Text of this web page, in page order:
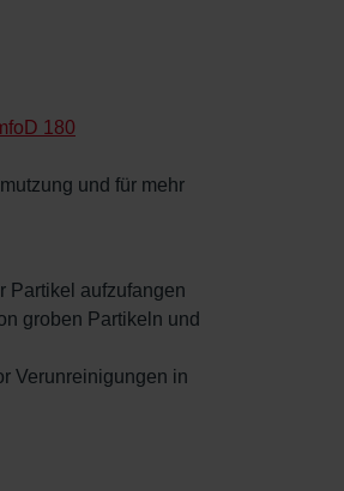
180
und für mehr
Partikel aufzufangen
groben Partikeln und
Verunreinigungen in